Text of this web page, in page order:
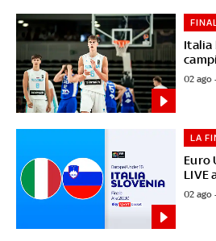
Italia
02 ago
Euro
LIVE
LA
02 ago